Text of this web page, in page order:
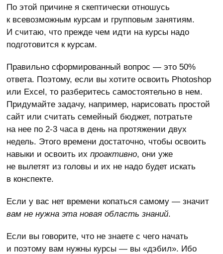
По этой причине я скептически отношусь
к всевозможным курсам и групповым занятиям.
И считаю, что прежде чем идти на курсы надо
подготовится к курсам.
Правильно сформированный вопрос — это 50%
ответа. Поэтому, если вы хотите освоить Photoshop
или Excel, то разберитесь самостоятельно в нем.
Придумайте задачу, например, нарисовать простой
сайт или считать семейный бюджет, потратьте
на нее по 2-3 часа в день на протяжении двух
недель. Этого времени достаточно, чтобы освоить
навыки и освоить ихпроактивно, они уже
не вылетят из головы и их не надо будет искать
в конспекте.
Если у вас нет времени копаться самому — значит
вам не нужна эта новая область знаний.
Если вы говорите, что не знаете с чего начать
и поэтому вам нужны курсы — вы «дэбил». Ибо